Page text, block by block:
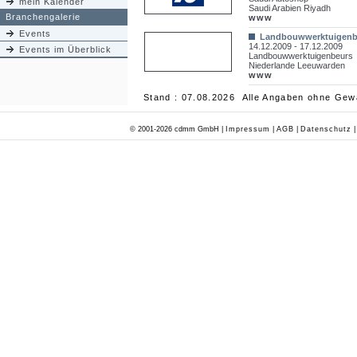
Branchengalerie
Events
Events im Überblick
Saudi Arabien Riyadh
www
14.12.2009 - 17.12.2009
Landbouwwerktuigenbeurs
Niederlande Leeuwarden
www
Stand : 07.08.2026 Alle Angaben ohne
© 2001-2026 cdmm GmbH | Impressum AGB Datenschutz